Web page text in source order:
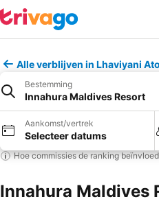
Alle verblijven in Lhaviyani
Bestemming
Innahura Maldives Resort
Aankomst/vertrek
Selecteer datums
Hoe commissies de ranking
Innahura Maldives